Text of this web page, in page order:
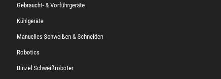
Gebraucht- & Vorführgeräte
Kühlgeräte
Manuelles Schweißen & Schneiden
Robotics
Binzel Schweißroboter